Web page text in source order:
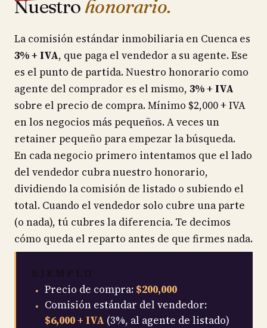
Nuestrohonorario.
La comisión estándar inmobiliaria en Cuenca es
3% + IVA, que paga el vendedor a su agente. Ese
es el punto de partida. Nuestro honorario como
agente del comprador es el mismo, 3% + IVA
sobre el precio de compra. Mínimo $2,000 + IVA
en los negocios más pequeños. A veces un
retainer pequeño para empezar la búsqueda.
En cada negocio primero intentamos que el lado
del vendedor cubra nuestro honorario,
dividiendo la comisión de listado o subiendo el
total. Cuando el vendedor solo cubre una parte
(o nada), tú cubres la diferencia. Te decimos
cómo queda el reparto antes de que firmes nada.
EJEMPLO
Precio de compra: $200,000
Comisión estándar del vendedor:
$6,000 + IVA (3%, al agente de listado)